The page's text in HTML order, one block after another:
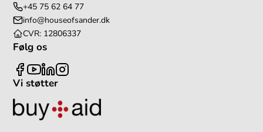
+45 75 62 64 77
info@houseofsander.dk
CVR: 12806337
Følg os
Vi støtter